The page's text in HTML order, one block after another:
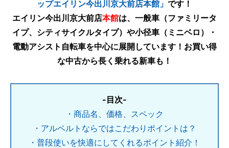
ップエイリン今出川京大前店本館」 です！
エイリン今出川京大前店本館は、一般車（ファミリータ
イプ、シティサイクルタイプ）や小径車（ミニベロ）・
電動アシスト自転車を中心に展開しています！お買い得
な中古から長く乗れる新車も！
-目次-
・商品名、価格、スペック
・アルベルトならではこだわりポイントは？
・普段使いを快適にしてくれるポイント紹介！